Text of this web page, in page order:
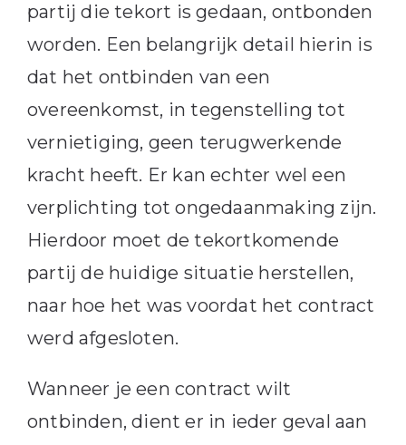
partij die tekort is gedaan, ontbonden
worden. Een belangrijk detail hierin is
dat het ontbinden van een
overeenkomst, in tegenstelling tot
vernietiging, geen terugwerkende
kracht heeft. Er kan echter wel een
verplichting tot ongedaanmaking zijn.
Hierdoor moet de tekortkomende
partij de huidige situatie herstellen,
naar hoe het was voordat het contract
werd afgesloten.
Wanneer je een contract wilt
ontbinden, dient er in ieder geval aan